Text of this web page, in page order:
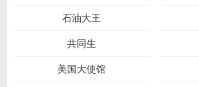
石油大王
共同生
美国大使馆